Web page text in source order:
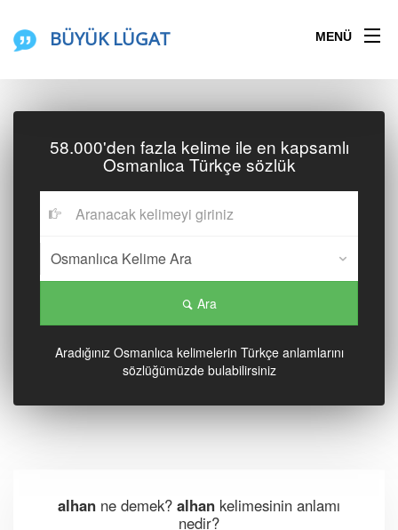
BÜYÜK LÜGAT MENÜ
58.000'den fazla kelime ile en kapsamlı
Osmanlıca Türkçe sözlük
Ara
Aradığınız Osmanlıca kelimelerin Türkçe anlamlarını
sözlüğümüzde bulabilirsiniz
alhan ne demek? alhan kelimesinin anlamı
nedir?